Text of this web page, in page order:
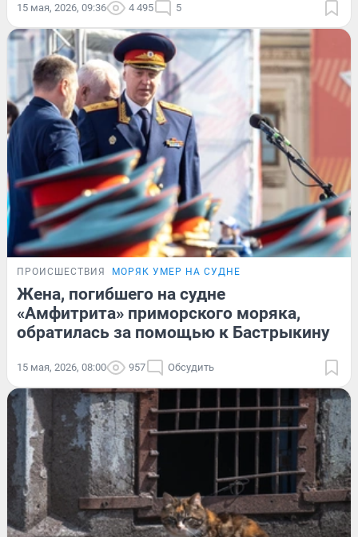
15 мая, 2026, 09:36 4 495 5
ПРОИСШЕСТВИЯ МОРЯК УМЕР НА СУДНЕ
Жена, погибшего на судне
«Амфитрита» приморского моряка,
обратилась за помощью к Бастрыкину
15 мая, 2026, 08:00 957 Обсудить